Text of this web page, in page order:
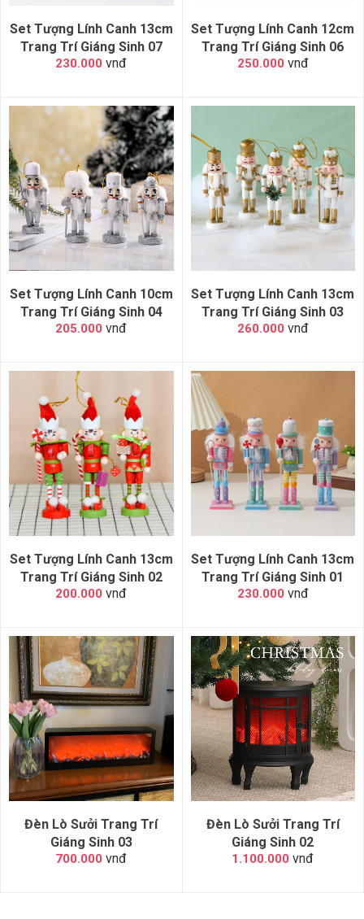
Set Tượng Lính Canh 13cm
Trang Trí Giáng Sinh 07
230.000 vnđ
Set Tượng Lính Canh 12cm
Trang Trí Giáng Sinh 06
250.000 vnđ
Set Tượng Lính Canh 10cm
Trang Trí Giáng Sinh 04
205.000 vnđ
Set Tượng Lính Canh 13cm
Trang Trí Giáng Sinh 03
260.000 vnđ
Set Tượng Lính Canh 13cm
Trang Trí Giáng Sinh 02
200.000 vnđ
Set Tượng Lính Canh 13cm
Trang Trí Giáng Sinh 01
230.000 vnđ
Đèn Lò Sưởi Trang Trí
Giáng Sinh 03
700.000 vnđ
Đèn Lò Sưởi Trang Trí
Giáng Sinh 02
1.100.000 vnđ